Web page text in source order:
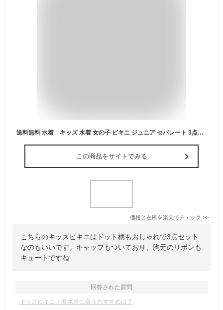
送料無料 水着 キッズ 水着 女の子 ビキニ ジュニア セパレート 3点セット チェック柄 ビキニ キッズ子供用 こども ジュニア 女児 女子 みずぎ 水玉柄 ドット柄 水着 2022 送料無料
この商品をサイトでみる
価格と在庫を楽天でチェック >>
こちらのキッズビキニはドット柄もおしゃれで3点セット
なのもいいです。キャップもついており、胸元のリボンも
キュートですね
回答された質問
キッズビキニ｜海水浴に合うおすすめは？